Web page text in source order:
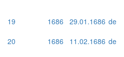
19 1686 29.01.1686 de
20
1686 11.02.1686 de